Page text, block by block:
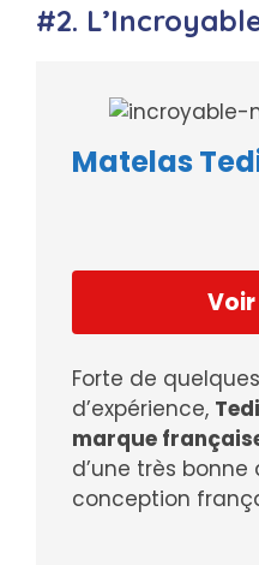
#2.
Matelas
Forte de
d’expérience,
marque
d’une très
conception